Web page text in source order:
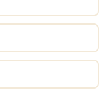
上离下
兑上艮下
震上巽下